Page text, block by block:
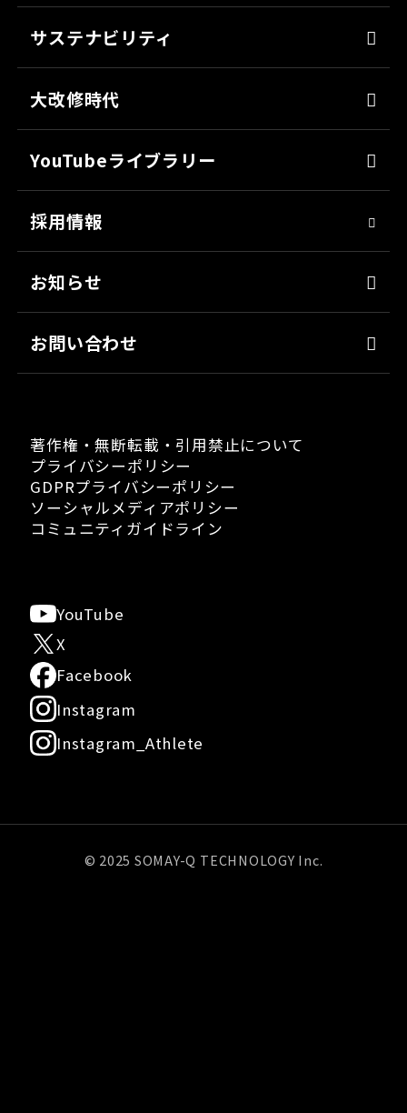
ミッチャクロン
パテ
上塗り
サフェーサー
シーリング・接着剤
クリーナー・脱脂剤
各種書類のご依頼
会社見学
サステナビリティ
技術革新
社会貢献
人材育成
アスリート社員
職場環境
大改修時代
YouTubeライブラリー
採用情報
お知らせ
お問い合わせ
著作権・無断転載・引用禁止について
プライバシーポリシー
GDPRプライバシーポリシー
ソーシャルメディアポリシー
コミュニティガイドライン
YouTube
X
Facebook
Instagram
Instagram_Athlete
© 2025 SOMAY-Q TECHNOLOGY Inc.